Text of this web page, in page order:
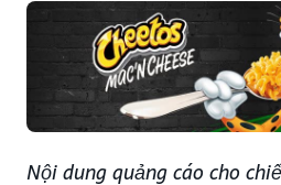
Nội dung quảng cáo cho